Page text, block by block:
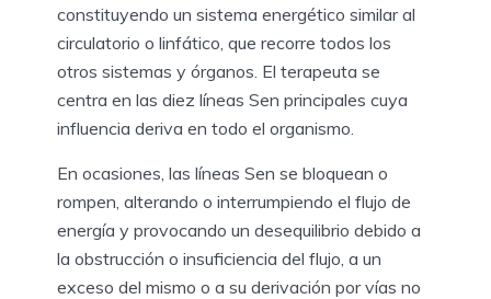
constituyendo un sistema energético similar al
circulatorio o linfático, que recorre todos los
otros sistemas y órganos. El terapeuta se
centra en las diez líneas Sen principales cuya
influencia deriva en todo el organismo.
En ocasiones, las líneas Sen se bloquean o
rompen, alterando o interrumpiendo el flujo de
energía y provocando un desequilibrio debido a
la obstrucción o insuficiencia del flujo, a un
exceso del mismo o a su derivación por vías no